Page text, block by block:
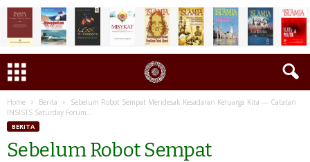
Home Berita
Sebelum Robot Sempat Mendesak Kesadaran Keluarga Kita — Catatan
INSISTS Saturday Forum...
BERITA
Sebelum Robot Sempat